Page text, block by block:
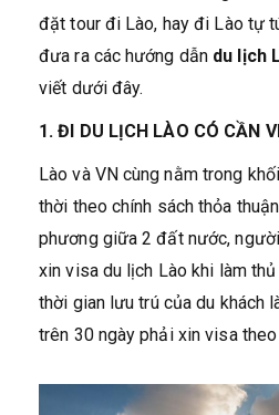
đặt tour đi Lào, hay đi Lào tự
đưa ra các hướng dẫn du lịch
viết dưới đây.
1. ĐI DU LỊCH LÀO CÓ CẦN
Lào và VN cùng nằm trong
thời theo chính sách thỏa
phương giữa 2 đất nước,
xin visa du lịch Lào khi làm thủ
thời gian lưu trú của du khách
trên 30 ngày phải xin visa